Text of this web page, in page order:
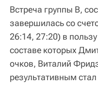
Встреча группы В,
завершилась со
26:14, 27:20) в
составе которых
очков, Виталий
результативным